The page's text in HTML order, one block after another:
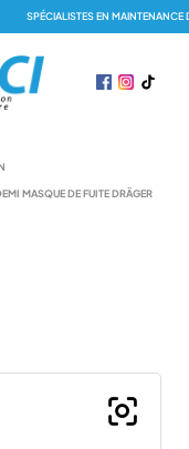
SPÉCIALISTES EN MAINTENANCE
MASQUE DE FUITE DRÄGER